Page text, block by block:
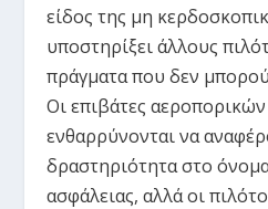
είδος της μη
υποστηρίξει άλλους
πράγματα που δεν
Οι επιβάτες αεροπορικών
ενθαρρύνονται να
δραστηριότητα στο
ασφάλειας, αλλά οι